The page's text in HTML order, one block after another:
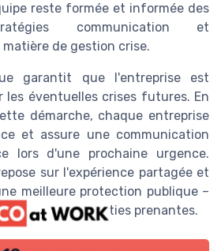
reste formée et informée des
communication et
de gestion crise.
garantit que l'entreprise est
les éventuelles crises futures. En
démarche, chaque entreprise
et assure une communication
lors d'une prochaine urgence.
sur l'expérience partagée et
meilleure protection publique –
des parties prenantes.